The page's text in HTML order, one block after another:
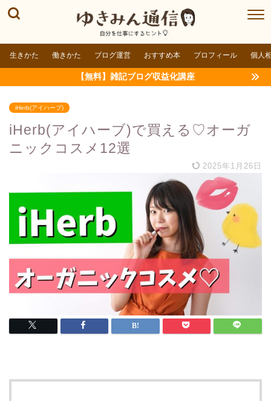
生きかた 働きかた ブログ運営 おすすめ本 プロフィール 個人
【無料】雑記ブログ収益化講座
iHerb(アイハーブ)
iHerb(アイハーブ)で買える♡オーガ
ニックコスメ12選
2025年1月26日